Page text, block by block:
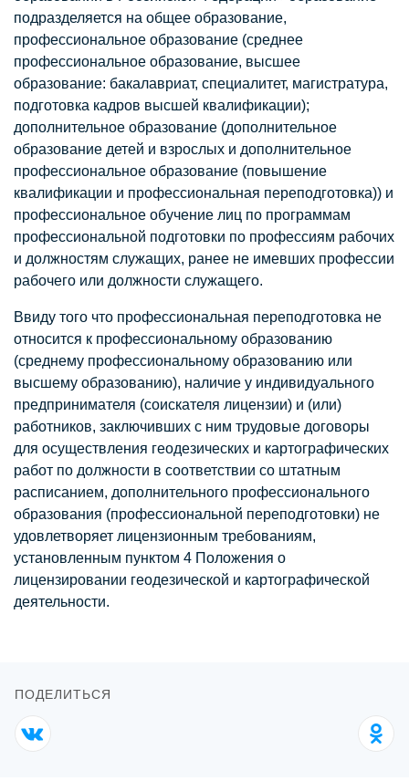
подразделяется на общее образование,
профессиональное образование (среднее
профессиональное образование, высшее
образование: бакалавриат, специалитет, магистратура,
подготовка кадров высшей квалификации);
дополнительное образование (дополнительное
образование детей и взрослых и дополнительное
профессиональное образование (повышение
квалификации и профессиональная переподготовка)) и
профессиональное обучение лиц по программам
профессиональной подготовки по профессиям рабочих
и должностям служащих, ранее не имевших профессии
рабочего или должности служащего.
Ввиду того что профессиональная переподготовка не
относится к профессиональному образованию
(среднему профессиональному образованию или
высшему образованию), наличие у индивидуального
предпринимателя (соискателя лицензии) и (или)
работников, заключивших с ним трудовые договоры
для осуществления геодезических и картографических
работ по должности в соответствии со штатным
расписанием, дополнительного профессионального
образования (профессиональной переподготовки) не
удовлетворяет лицензионным требованиям,
установленным пунктом 4 Положения о
лицензировании геодезической и картографической
деятельности.
ПОДЕЛИТЬСЯ